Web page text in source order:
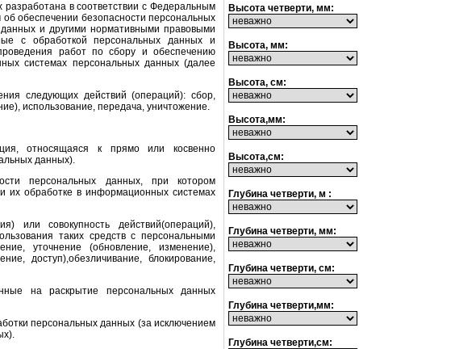
в соответствии с Федеральным
обеспечении безопасности персональных
и другими нормативными правовыми
с обработкой персональных данных и
работ по сбору и обеспечению
системах персональных данных (далее
следующих действий (операций): сбор,
использование, передача, уничтожение.
относящаяся к прямо или косвенно
данных).
персональных данных, при котором
их обработке в информационных системах
или совокупность действий(операций),
таких средств с персональными
уточнение (обновление, изменение),
доступ),обезличивание, блокирование,
на раскрытие персональных данных
персональных данных (за исключением
Высота четверти, мм:
Высота, мм:
Высота, см:
Высота,мм:
Высота,см:
Глубина четверти, м :
Глубина четверти, мм:
Глубина четверти, см:
Глубина четверти,мм:
Глубина четверти,см: